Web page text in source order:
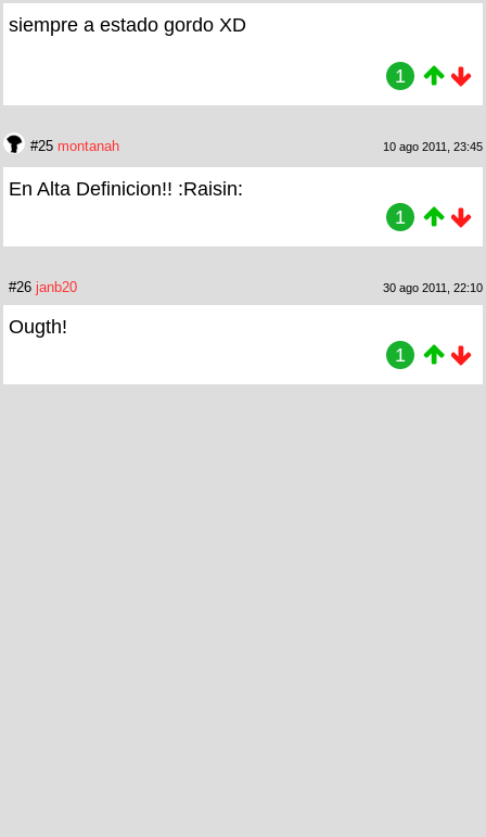
siempre a estado gordo XD
1
#25 montanah 10 ago 2011, 23:45
En Alta Definicion!! :Raisin:
1
#26 janb20 30 ago 2011, 22:10
Ougth!
1